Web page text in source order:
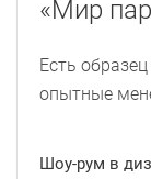
«Мир
Есть
опытные
Шоу-рум в